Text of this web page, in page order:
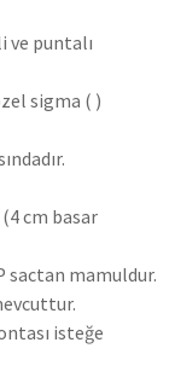
ve puntalı
sigma ( )
cm basar
sactan mamuldur.
isteğe